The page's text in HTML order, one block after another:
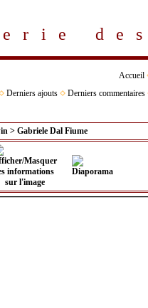
Accueil
Derniers ajouts Derniers commentaires
> Gabriele Dal Fiume